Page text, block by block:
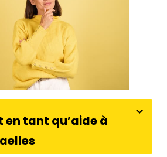
tant qu’aide à